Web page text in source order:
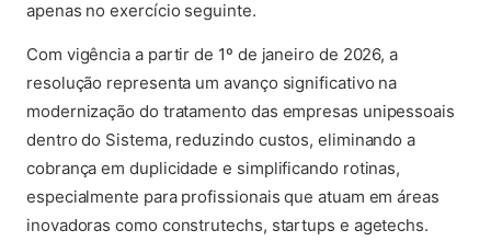
apenas no exercício seguinte.
Com vigência a partir de 1º de janeiro de 2026, a
resolução representa um avanço significativo na
modernização do tratamento das empresas unipessoais
dentro do Sistema, reduzindo custos, eliminando a
cobrança em duplicidade e simplificando rotinas,
especialmente para profissionais que atuam em áreas
inovadoras como construtechs, startups e agetechs.